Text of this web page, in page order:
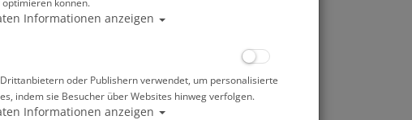
Herstellerpreis: 34,95 €
können.
Informationen anzeigen
oder Publishern verwendet, um personalisierte
indem sie Besucher über Websites hinweg verfolgen.
Informationen anzeigen